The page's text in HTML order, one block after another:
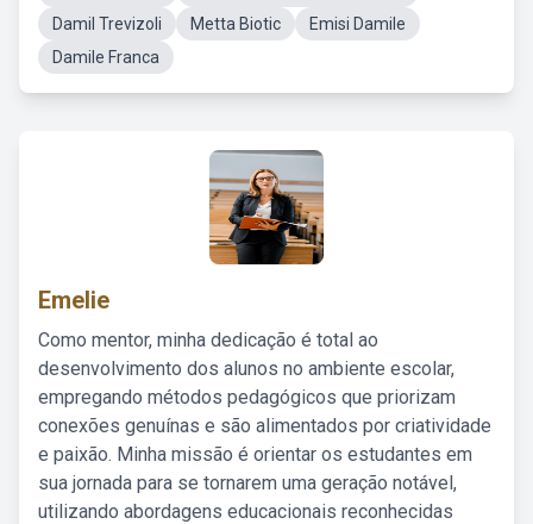
Damil Trevizoli Metta Biotic
Emisi Damile
Damile Franca
Emelie
Como mentor, minha dedicação é total ao
desenvolvimento dos alunos no ambiente escolar,
empregando métodos pedagógicos que priorizam
conexões genuínas e são alimentados por criatividade
e paixão. Minha missão é orientar os estudantes em
sua jornada para se tornarem uma geração notável,
utilizando abordagens educacionais reconhecidas